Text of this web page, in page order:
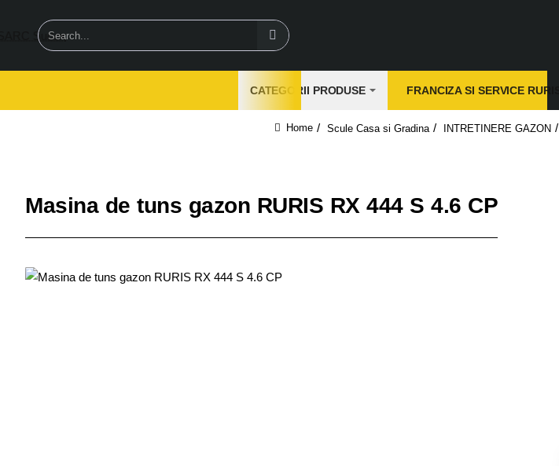
Search...
CATEGORII PRODUSE FRANCIZA SI SERVICE RURIS
Scule Casa si Gradina INTRETINERE GAZON
Masina de tuns gazon RURIS RX 444 S 4.6 CP